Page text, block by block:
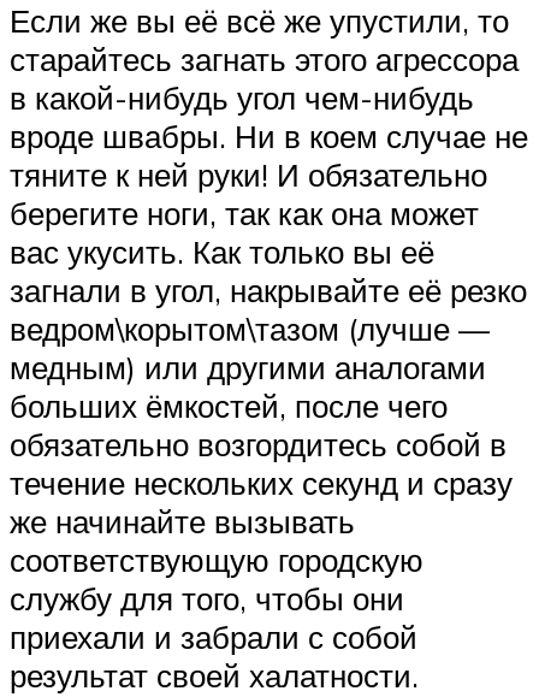
Если же вы её всё же упустили, то
старайтесь загнать этого агрессора
в какой-нибудь угол чем-нибудь
вроде швабры. Ни в коем случае не
тяните к ней руки! И обязательно
берегите ноги, так как она может
вас укусить. Как только вы её
загнали в угол, накрывайте её резко
ведром\корытом\тазом (лучше —
медным) или другими аналогами
больших ёмкостей, после чего
обязательно возгордитесь собой в
течение нескольких секунд и сразу
же начинайте вызывать
соответствующую городскую
службу для того, чтобы они
приехали и забрали с собой
результат своей халатности.